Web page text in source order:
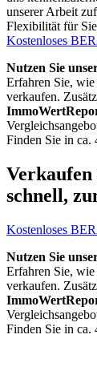
unserer Arbeit
Flexibilität für
Kostenloses
Nutzen Sie
Erfahren Sie,
verkaufen.
Finden Sie in ca.
schnell,
Kostenloses
Nutzen Sie
Erfahren Sie,
verkaufen.
Finden Sie in ca.